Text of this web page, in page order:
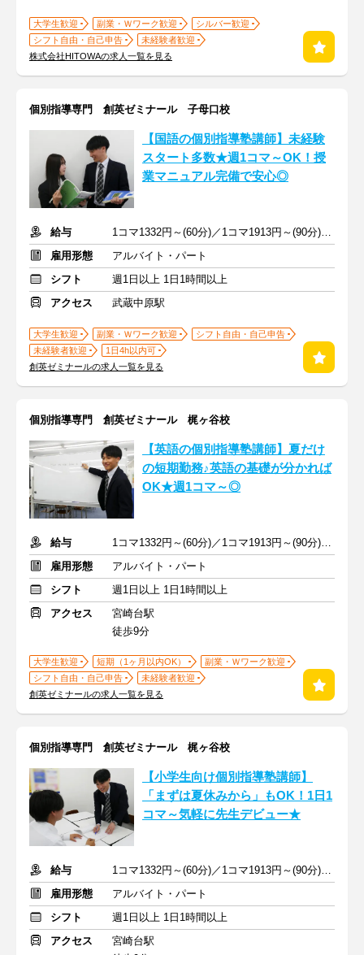
大学生歓迎 副業・Ｗワーク歓迎
シルバー歓迎
シフト自由・自己申告
未経験者歓迎
株式会社HITOWAの求人一覧を見る
個別指導専門 創英ゼミナール 子母口校
【国語の個別指導塾講師】未経験
スタート多数★週1コマ～OK！授
業マニュアル完備で安心◎
給与
1コマ1332円～(60分)／1コマ1913円～(90分) ※準備報告手当込み
雇用形態
アルバイト・パート
シフト
週1日以上 1日1時間以上
アクセス
武蔵中原駅
大学生歓迎 副業・Ｗワーク歓迎
シフト自由・自己申告
未経験者歓迎
1日4h以内可
創英ゼミナールの求人一覧を見る
個別指導専門 創英ゼミナール 梶ヶ谷校
【英語の個別指導塾講師】夏だけ
の短期勤務♪英語の基礎が分かれば
OK★週1コマ～◎
給与
1コマ1332円～(60分)／1コマ1913円～(90分) ※準備報告手当込み
雇用形態
アルバイト・パート
シフト
週1日以上 1日1時間以上
アクセス
宮崎台駅
徒歩9分
大学生歓迎 短期（1ヶ月以内OK）
副業・Ｗワーク歓迎
シフト自由・自己申告
未経験者歓迎
創英ゼミナールの求人一覧を見る
個別指導専門 創英ゼミナール 梶ヶ谷校
【小学生向け個別指導塾講師】
「まずは夏休みから」もOK！1日1
コマ～気軽に先生デビュー★
給与
1コマ1332円～(60分)／1コマ1913円～(90分) ※準備報告手当込み
雇用形態
アルバイト・パート
シフト
週1日以上 1日1時間以上
アクセス
宮崎台駅